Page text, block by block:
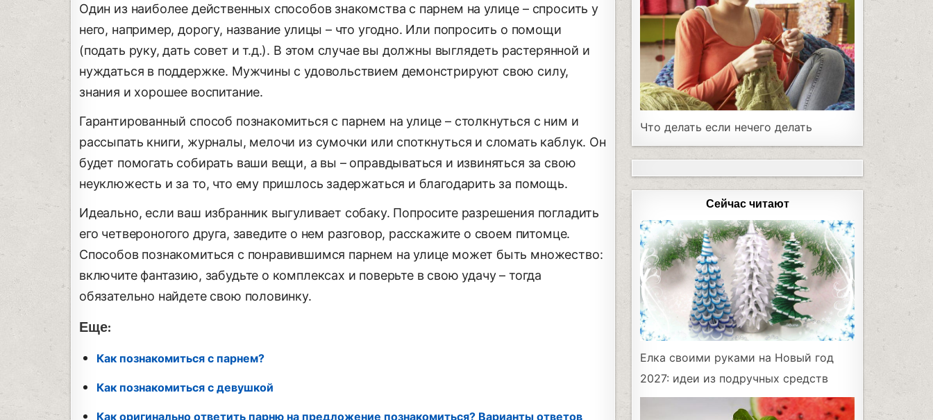
Один из наиболее действенных способов знакомства с парнем на улице – спросить у
него, например, дорогу, название улицы – что угодно. Или попросить о помощи
(подать руку, дать совет и т.д.). В этом случае вы должны выглядеть растерянной и
нуждаться в поддержке. Мужчины с удовольствием демонстрируют свою силу,
знания и хорошее воспитание.
Гарантированный способ познакомиться с парнем на улице – столкнуться с ним и
рассыпать книги, журналы, мелочи из сумочки или споткнуться и сломать каблук. Он
будет помогать собирать ваши вещи, а вы – оправдываться и извиняться за свою
неуклюжесть и за то, что ему пришлось задержаться и благодарить за помощь.
Идеально, если ваш избранник выгуливает собаку. Попросите разрешения погладить
его четвероногого друга, заведите о нем разговор, расскажите о своем питомце.
Способов познакомиться с понравившимся парнем на улице может быть множество:
включите фантазию, забудьте о комплексах и поверьте в свою удачу – тогда
обязательно найдете свою половинку.
Еще:
Как познакомиться с парнем?
Как познакомиться с девушкой
Как оригинально ответить парню на предложение познакомиться? Варианты ответов
Что делать если нечего делать
Сейчас читают
Елка своими руками на Новый год
2027: идеи из подручных средств